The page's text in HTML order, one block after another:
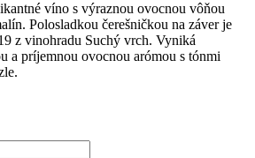
víno s výraznou ovocnou vôňou
Polosladkou čerešničkou na záver je
z vinohradu Suchý vrch. Vyniká
a príjemnou ovocnou arómou s tónmi